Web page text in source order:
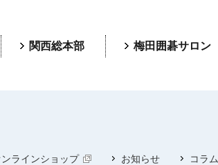
関西総本部 梅田囲碁サロン
ンラインショップ お知らせ コラム